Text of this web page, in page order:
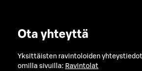
Ota yhteyttä
Yksittäisten ravintoloiden
omilla sivuilla: Ravintolat